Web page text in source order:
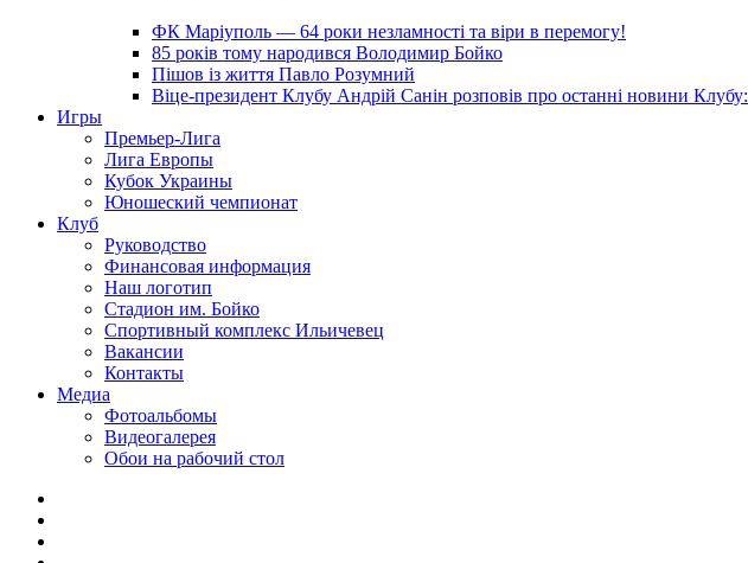
ФК Маріуполь — 64 роки незламності та віри в перемогу!
85 років тому народився Володимир Бойко
Пішов із життя Павло Розумний
Віце-президент Клубу Андрій Санін розповів про останні новини Клубу:
Игры
Премьер-Лига
Лига Европы
Кубок Украины
Юношеский чемпионат
Клуб
Руководство
Финансовая информация
Наш логотип
Стадион им. Бойко
Спортивный комплекс Ильичевец
Вакансии
Контакты
Медиа
Фотоальбомы
Видеогалерея
Обои на рабочий стол